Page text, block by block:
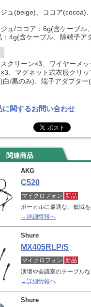
ュ(beige)、ココア(cocoa)
ュ/ココア：6g(含ケーブル
4g(含ケーブル、除端子ア
クリーン×3、ワイヤーメ
、マグネット式衣服クリ
白/黒のみ)、端子アダプタ
に関するお問い合わせ
関連商品
AKG
C520
マイクロフォン 新品
ボーカルに最適な、低域
→詳細情報へ
Shure
MX405RLP/S
マイクロフォン 新品
演壇や会議室のテーブル
→詳細情報へ
Shure